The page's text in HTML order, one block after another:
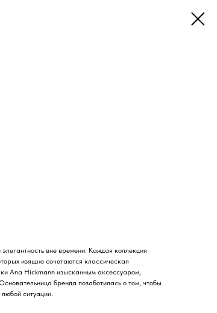
вне времени. Каждая коллекция
изящно сочетаются классическая
Ana Hickmann изысканным аксессуаром,
бренда позаботилась о том, чтобы
ситуации.